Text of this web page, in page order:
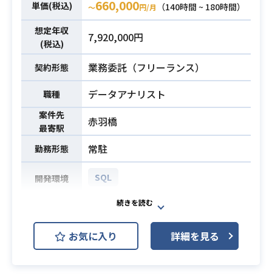
必須スキル
・エンドユーザーとの要件整理、課
題整理、推進経験
・SQLの設計実装経験
・一般的な開発工程を理解している
こと
単価(税込) 〜660,000円/月
（140時間 ~ 180時間）
想定年収
(税込)
7,920,000円
契約形態 業務委託（フリーランス）
職種 データアナリスト
案件先
最寄駅
赤羽橋
勤務形態 常駐
開発環境 SQL
➀データ加工
・BigQueryやDataformを駆使し、
グループが保有する膨大なデータを
ビジネスで活用可能な情報へ昇華さ
お気に入り 詳細を見る